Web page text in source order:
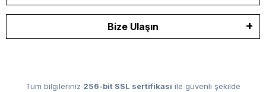
Bize Ulaşın
Tüm bilgileriniz 256-bit SSL sertifikası ile güvenli şekilde